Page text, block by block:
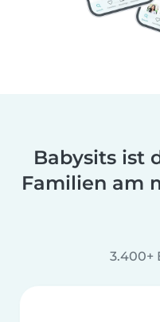
Babysits ist
Familien am
3.400+